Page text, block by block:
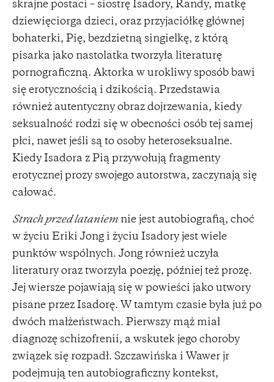
skrajne postaci – siostrę Isadory, Randy, matkę
dziewięciorga dzieci, oraz przyjaciółkę głównej
bohaterki, Pię, bezdzietną singielkę, z którą
pisarka jako nastolatka tworzyła literaturę
pornograficzną. Aktorka w urokliwy sposób bawi
się erotycznością i dzikością. Przedstawia
również autentyczny obraz dojrzewania, kiedy
seksualność rodzi się w obecności osób tej samej
płci, nawet jeśli są to osoby heteroseksualne.
Kiedy Isadora z Pią przywołują fragmenty
erotycznej prozy swojego autorstwa, zaczynają się
całować.
Strach przed lataniem nie jest autobiografią, choć
w życiu Eriki Jong i życiu Isadory jest wiele
punktów wspólnych. Jong również uczyła
literatury oraz tworzyła poezję, później też prozę.
Jej wiersze pojawiają się w powieści jako utwory
pisane przez Isadorę. W tamtym czasie była już po
dwóch małżeństwach. Pierwszy mąż miał
diagnozę schizofrenii, a wskutek jego choroby
związek się rozpadł. Szczawińska i Wawer jr
podejmują ten autobiograficzny kontekst,